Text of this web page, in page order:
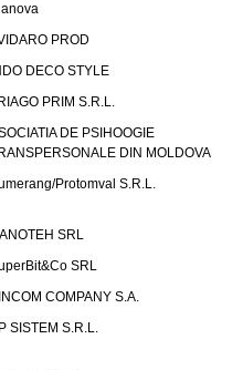
PROD
DECO STYLE
PRIM S.R.L.
DE PSIHOOGIE
DIN MOLDOVA
Protomval S.R.L.
SRL
SRL
COMPANY S.A.
SISTEM S.R.L.